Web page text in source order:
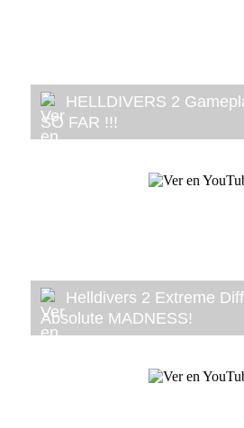
HELLDIVERS 2
SO FAR !!!
Helldivers 2 Extreme
Absolute MADNESS!